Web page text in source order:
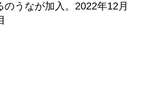
のうなが加入。2022年12月